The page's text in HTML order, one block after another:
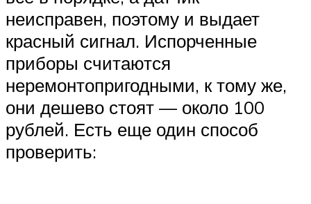
неисправен, поэтому и выдает
красный сигнал. Испорченные
приборы считаются
неремонтопригодными, к тому же,
они дешево стоят — около 100
рублей. Есть еще один способ
проверить: